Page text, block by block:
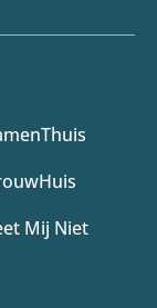
Mij Niet